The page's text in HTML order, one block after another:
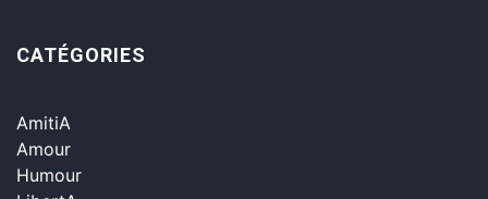
CATÉGORIES
AmitiA
Amour
Humour